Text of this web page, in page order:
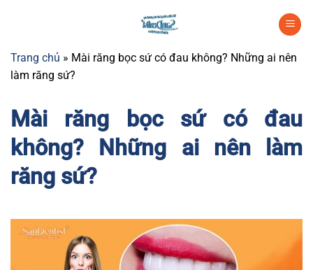
dungTrang chủ » Mài răng bọc sứ có đau không? Những ai nên
làm răng sứ?
Mài răng bọc sứ có đau
không? Những ai nên làm
răng sứ?